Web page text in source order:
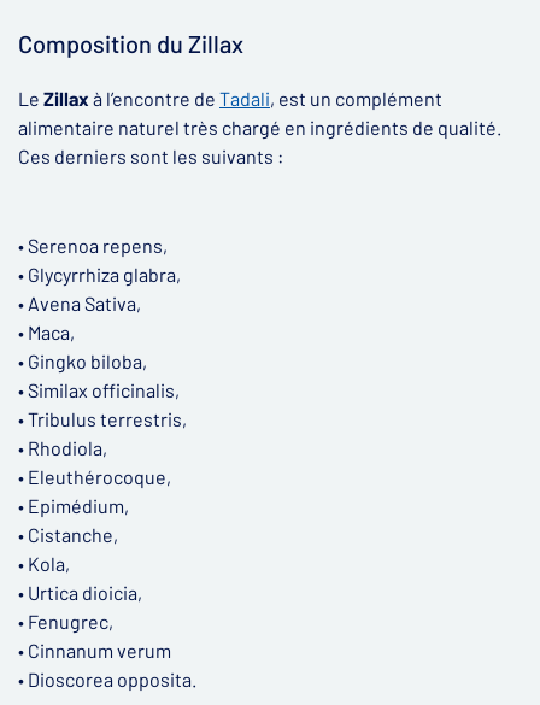
Composition du Zillax
Le Zillax à l’encontre de Tadali, est un complément
alimentaire naturel très chargé en ingrédients de qualité.
Ces derniers sont les suivants :
• Serenoa repens,
• Glycyrrhiza glabra,
• Avena Sativa,
• Maca,
• Gingko biloba,
• Similax officinalis,
• Tribulus terrestris,
• Rhodiola,
• Eleuthérocoque,
• Epimédium,
• Cistanche,
• Kola,
• Urtica dioicia,
• Fenugrec,
• Cinnanum verum
• Dioscorea opposita.